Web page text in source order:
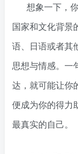
想象一下，
国家和文化背景
语、日语或者其
思想与情感。一
达，就可能让你
便成为你的得力
最真实的自己。